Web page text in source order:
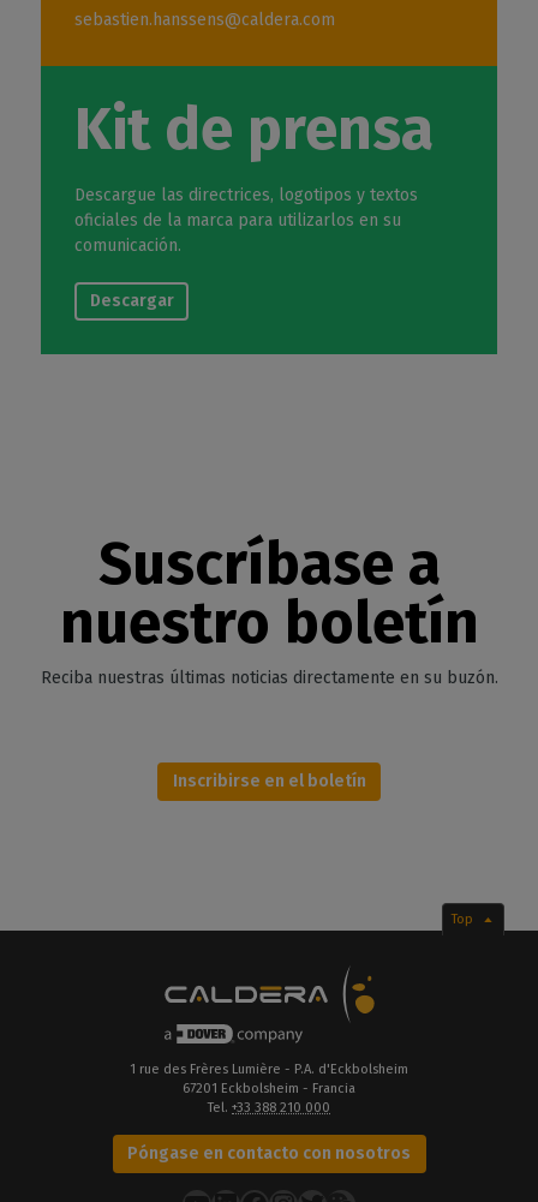
sebastien.hanssens@caldera.com
Kit de prensa
Descargue las directrices, logotipos y textos
oficiales de la marca para utilizarlos en su
comunicación.
Descargar
Suscríbase a
nuestro boletín
Reciba nuestras últimas noticias directamente en su buzón.
Inscribirse en el boletín
Top
1 rue des Frères Lumière - P.A. d'Eckbolsheim
67201 Eckbolsheim - Francia
Tel. +33 388 210 000
Póngase en contacto con nosotros